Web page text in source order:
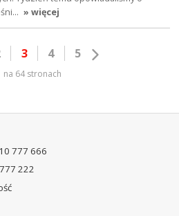
» więcej
3 4 5
na 64 stronach
777 666
222